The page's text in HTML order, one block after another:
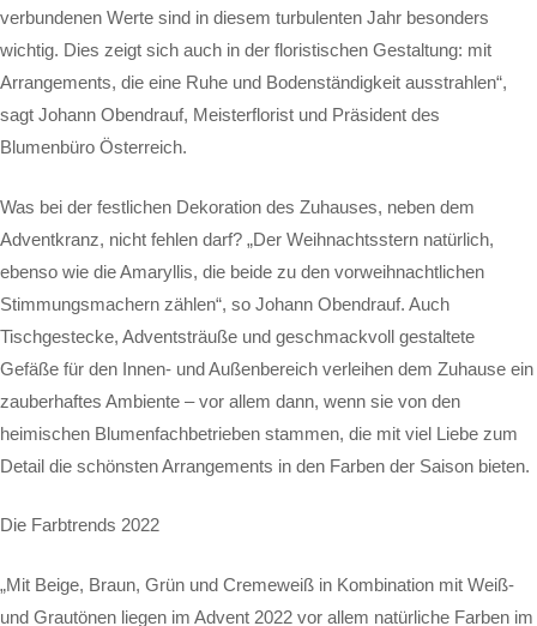
verbundenen Werte sind in diesem turbulenten Jahr besonders
wichtig. Dies zeigt sich auch in der floristischen Gestaltung: mit
Arrangements, die eine Ruhe und Bodenständigkeit ausstrahlen“,
sagt Johann Obendrauf, Meisterflorist und Präsident des
Blumenbüro Österreich.
Was bei der festlichen Dekoration des Zuhauses, neben dem
Adventkranz, nicht fehlen darf? „Der Weihnachtsstern natürlich,
ebenso wie die Amaryllis, die beide zu den vorweihnachtlichen
Stimmungsmachern zählen“, so Johann Obendrauf. Auch
Tischgestecke, Adventsträuße und geschmackvoll gestaltete
Gefäße für den Innen- und Außenbereich verleihen dem Zuhause ein
zauberhaftes Ambiente – vor allem dann, wenn sie von den
heimischen Blumenfachbetrieben stammen, die mit viel Liebe zum
Detail die schönsten Arrangements in den Farben der Saison bieten.
Die Farbtrends 2022
„Mit Beige, Braun, Grün und Cremeweiß in Kombination mit Weiß-
und Grautönen liegen im Advent 2022 vor allem natürliche Farben im